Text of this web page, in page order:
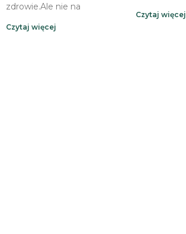
zdrowie.Ale nie na
Czytaj więcej
Czytaj więcej